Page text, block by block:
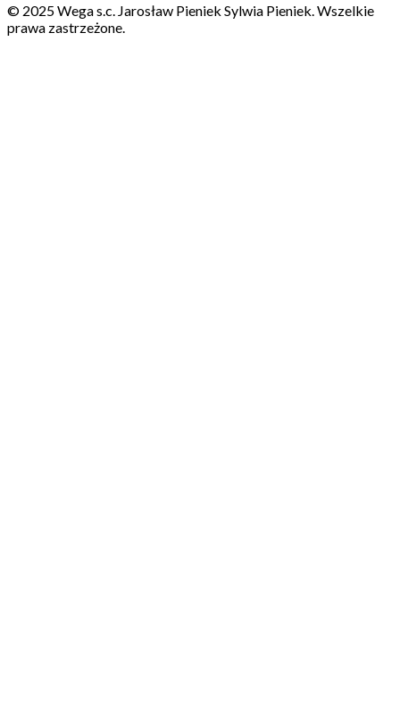
© 2025 Wega s.c. Jarosław Pieniek Sylwia Pieniek. Wszelkie
prawa zastrzeżone.